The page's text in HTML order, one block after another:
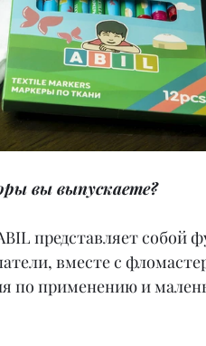
вы выпускаете?
представляет собой
вместе с
по применению и